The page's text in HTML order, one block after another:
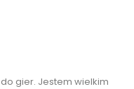
gier. Jestem wielkim